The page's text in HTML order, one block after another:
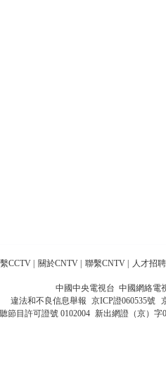
CCTV | 關於CNTV | 聯繫CNTV | 人才招聘
中國中央電視台 中國網絡電
違法和不良信息舉報 京ICP證060535號
節目許可證號 0102004 新出網證（京）